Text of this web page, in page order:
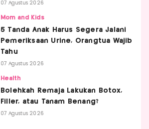
07 Agustus 2026
Mom and Kids
5 Tanda Anak Harus Segera Jalani
Pemeriksaan Urine, Orangtua Wajib
Tahu
07 Agustus 2026
Health
Bolehkah Remaja Lakukan Botox,
Filler, atau Tanam Benang?
07 Agustus 2026